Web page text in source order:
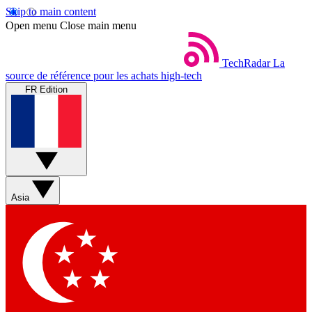
Skip to main content
Open menu Close main menu
TechRadar La
source de référence pour les achats high-tech
FR Edition
Asia